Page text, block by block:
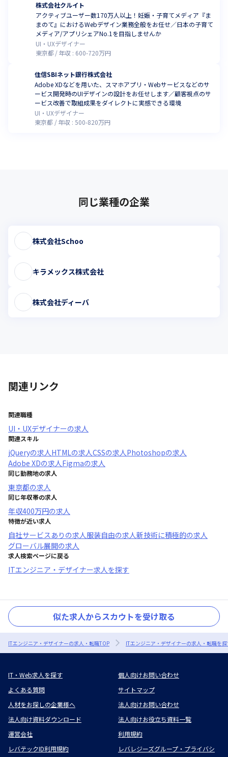
株式会社クルイト
アクティブユーザー数170万人以上！妊娠・子育てメディア『ま
まのて』におけるWebデザイン業務全般をお任せ／日本の子育て
メディア/アプリシェアNo.1を目指しませんか
UI・UXデザイナー
東京都
年収 : 600-720万円
住信SBIネット銀行株式会社
Adobe XDなどを用いた、スマホアプリ・Webサービスなどのサ
ービス開発時のUIデザインの設計をお任せします／顧客視点のサ
ービス改善で取組成果をダイレクトに実感できる環境
UI・UXデザイナー
東京都
年収 :500-820万円
同じ業種の企業
株式会社Schoo
キラメックス株式会社
株式会社ディーバ
関連リンク
関連職種
UI・UXデザイナーの求人
関連スキル
jQueryの求人HTMLの求人CSSの求人Photoshopの求人
Adobe XDの求人Figmaの求人
同じ勤務地の求人
東京都の求人
同じ年収帯の求人
年収400万円の求人
特徴が近い求人
自社サービスあり の求人服装自由の求人新技術に積極的の求人
グローバル展開の求人
求人検索ページに戻る
ITエンジニア・デザイナー求人を探す
似た求人からスカウトを受け取る
ITエンジニア・デザイナーの求人・転職TOP ITエンジニア・デザイナーの求人・転職を
IT・Web求人を探す
個人向けお問い合わせ
よくある質問
サイトマップ
人材をお探しの企業様へ
法人向けお問い合わせ
法人向け資料ダウンロード
法人向けお役立ち資料一覧
運営会社
利用規約
レバテックID利用規約
レバレジーズグループ・プライバシ